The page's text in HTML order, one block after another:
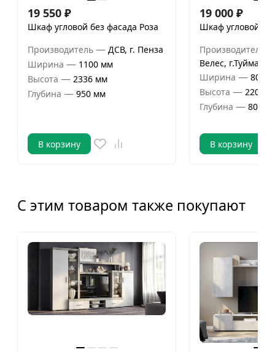
19 550 ₽
Шкаф угловой без фасада Роза
Производитель — ДСВ, г. Пенза
Ширина — 1100 мм
Высота — 2336 мм
Глубина — 950 мм
В корзину
19 000 ₽
Шкаф угловой
Производитель
Велес, г.Туймазы
Ширина — 800
Высота — 2200
Глубина — 800
В корзину
С этим товаром также покупают